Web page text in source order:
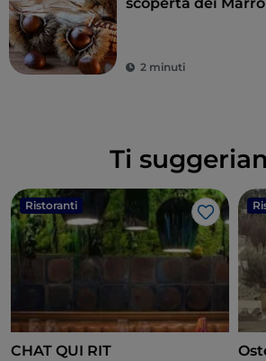
2 minuti
Ti
Ristoranti
Like
CHAT QUI RIT